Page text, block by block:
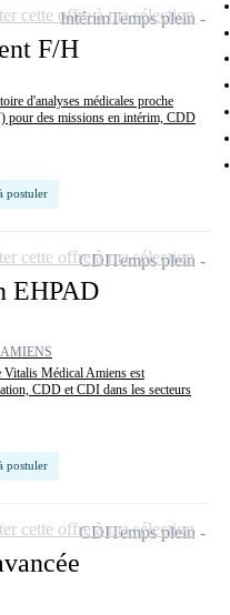
F/H
d'analyses médicales proche
pour des missions en intérim, CDD
postuler
IntérimTemps plein
cette offre à ma sélection
EHPAD
Médical Amiens est
CDD et CDI dans les secteurs
postuler
CDITemps plein
cette offre à ma sélection
CDITemps plein
cette offre à ma sélection